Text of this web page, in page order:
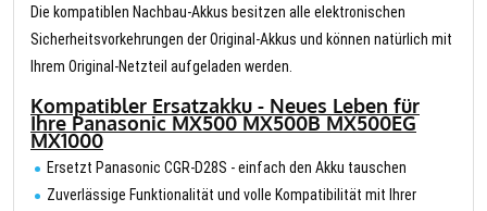
Die kompatiblen Nachbau-Akkus besitzen alle elektronischen
Sicherheitsvorkehrungen der Original-Akkus und können natürlich mit
Ihrem Original-Netzteil aufgeladen werden.
Kompatibler Ersatzakku - Neues Leben für
Ihre Panasonic MX500 MX500B MX500EG
MX1000
Ersetzt Panasonic CGR-D28S - einfach den Akku tauschen
Zuverlässige Funktionalität und volle Kompatibilität mit Ihrer